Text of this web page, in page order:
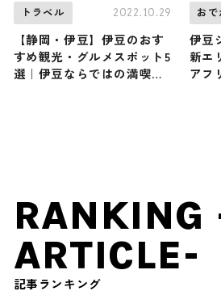
トラベル 2022.10.29
【静岡・伊豆】伊豆のおす
すめ観光・グルメスポット5
選｜伊豆ならではの満喫プ
おで
伊豆
新エ
アフ
RANKING
ARTICLE-
記事ランキング